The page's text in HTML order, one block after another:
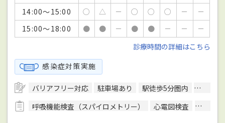
14:00～15:00
○ △ － ○ ○ ○ －
－
15:00～18:00
● ● － ● ● － －
－
診療時間の詳細はこちら
感染症対策実施
バリアフリー対応 駐車場あり 駅徒歩5分圏内
予約可
呼吸機能検査（スパイロメトリー）
心電図検査 尿検査